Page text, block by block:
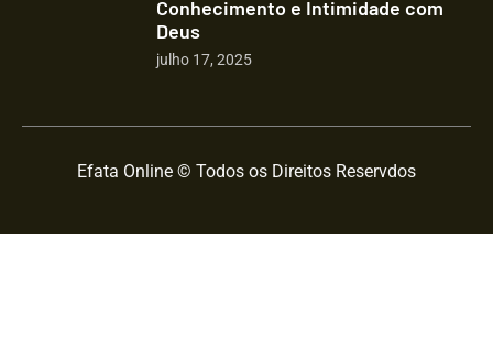
Conhecimento e Intimidade com
Deus
julho 17, 2025
Efata Online © Todos os Direitos Reservdos